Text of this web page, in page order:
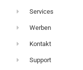
Services
Werben
Kontakt
Support